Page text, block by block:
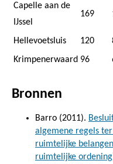
Capelle aan de
IJssel
169
Hellevoetsluis 120
Krimpenerwaard 96
Bronnen
Barro (2011).
algemene regels
ruimtelijke
ruimtelijke